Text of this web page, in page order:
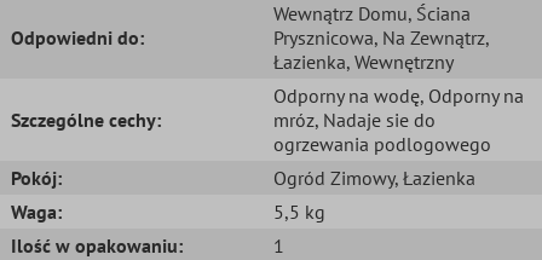
Odpowiedni do:
Wewnątrz Domu, Ściana
Prysznicowa, Na Zewnątrz,
Łazienka, Wewnętrzny
Szczególne cechy:
Odporny na wodę, Odporny na
mróz, Nadaje sie do
ogrzewania podlogowego
Pokój:
Ogród Zimowy, Łazienka
Waga:
5,5 kg
Ilość w opakowaniu:
1